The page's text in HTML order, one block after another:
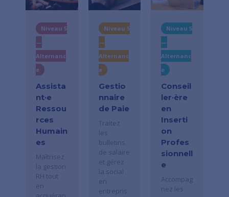
Niveau 5
—
Alternanc
e
Assista
nt·e
Ressou
rces
Humain
es
Maîtrisez
la gestion
RH tout
en
Niveau 5
—
Alternanc
e
Gestio
nnaire
de Paie
Traitez
les
bulletins
de salaire
et gérez
la social
en
entrepris
Niveau 5
—
Alternanc
e
Conseil
ler·ère
en
Inserti
on
Profes
sionnell
e
Accompag
nez les